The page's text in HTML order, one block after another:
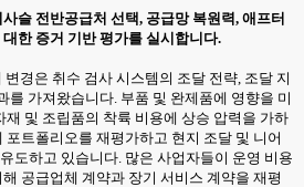
슬 전반공급처 선택, 공급망 복원력, 애프터
한 증거 기반 평가를 실시합니다.
경은 취수 검사 시스템의 조달 전략, 조달 지
를 가져왔습니다. 부품 및 완제품에 영향을 미
재 및 조립품의 착륙 비용에 상승 압력을 가하
포트폴리오를 재평가하고 현지 조달 및 니어
도하고 있습니다. 많은 사업자들이 운영 비용
공급업체 계약과 장기 서비스 계약을 재평